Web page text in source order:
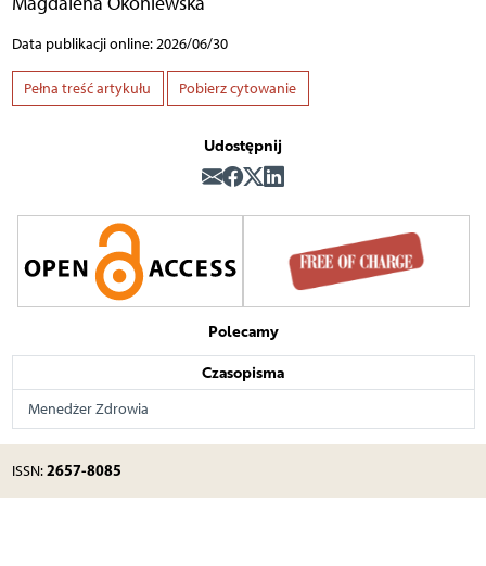
Data publikacji online: 2026/06/30
Pełna treść artykułu Pobierz cytowanie
Udostępnij
Polecamy
Czasopisma
Menedżer Zdrowia
ISSN:2657-8085